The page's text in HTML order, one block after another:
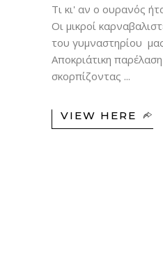
Τι κι' αν ο ουρανός
Οι μικροί
του γυμναστηρίου
Αποκριάτικη
σκορπίζοντας
VIEW HERE